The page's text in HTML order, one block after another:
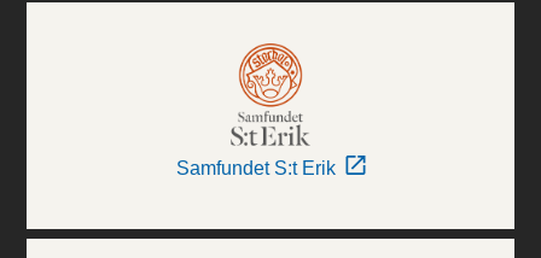
Samfundet S:t Erik